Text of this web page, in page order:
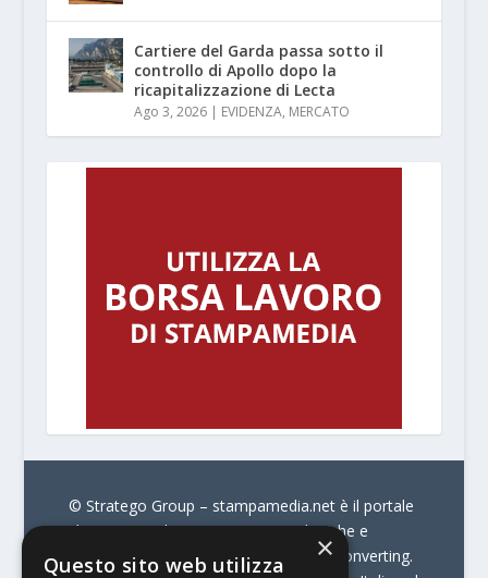
Cartiere del Garda passa sotto il
controllo di Apollo dopo la
ricapitalizzazione di Lecta
Ago 3, 2026| EVIDENZA, MERCATO
© Stratego Group – stampamedia.net è il portale
che racconta le innovazioni tecnologiche e
l’attualità delle aziende di stampa e di converting.
×
Questo sito web utilizza